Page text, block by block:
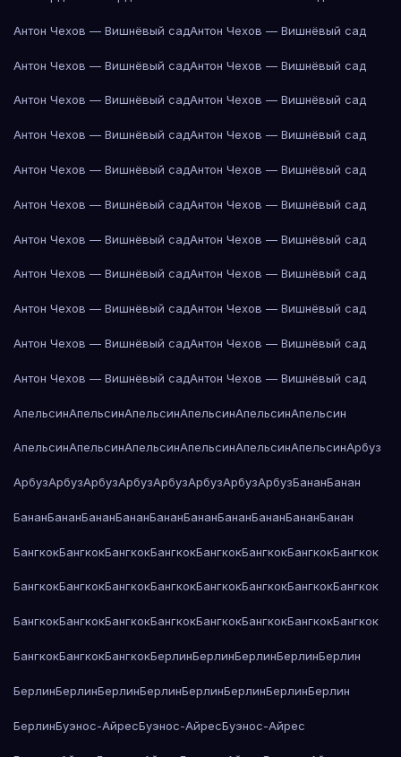
Антон Чехов — Вишнёвый садАнтон Чехов — Вишнёвый сад
Антон Чехов — Вишнёвый садАнтон Чехов — Вишнёвый сад
Антон Чехов — Вишнёвый садАнтон Чехов — Вишнёвый сад
Антон Чехов — Вишнёвый садАнтон Чехов — Вишнёвый сад
Антон Чехов — Вишнёвый садАнтон Чехов — Вишнёвый сад
Антон Чехов — Вишнёвый садАнтон Чехов — Вишнёвый сад
Антон Чехов — Вишнёвый садАнтон Чехов — Вишнёвый сад
Антон Чехов — Вишнёвый садАнтон Чехов — Вишнёвый сад
Антон Чехов — Вишнёвый садАнтон Чехов — Вишнёвый сад
Антон Чехов — Вишнёвый садАнтон Чехов — Вишнёвый сад
Антон Чехов — Вишнёвый садАнтон Чехов — Вишнёвый сад
АпельсинАпельсинАпельсинАпельсинАпельсинАпельсин
АпельсинАпельсинАпельсинАпельсинАпельсинАпельсинАрбуз
АрбузАрбузАрбузАрбузАрбузАрбузАрбузАрбузБананБанан
БананБананБананБананБананБананБананБананБананБанан
БангкокБангкокБангкокБангкокБангкокБангкокБангкокБангкок
БангкокБангкокБангкокБангкокБангкокБангкокБангкокБангкок
БангкокБангкокБангкокБангкокБангкокБангкокБангкокБангкок
БангкокБангкокБангкокБерлинБерлинБерлинБерлинБерлин
БерлинБерлинБерлинБерлинБерлинБерлинБерлинБерлин
БерлинБуэнос-АйресБуэнос-АйресБуэнос-Айрес